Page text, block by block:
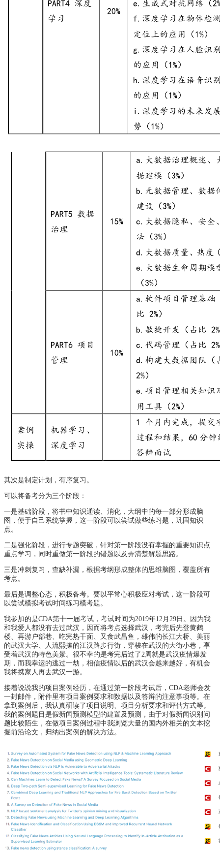
其次是制定计划，有序复习。
可以将备考分为三个阶段：
一是基础阶段，将书中知识通读、消化，大纲中的每一部分形成脑
图，便于自己系统掌握，这一阶段可以尝试做些练习题，巩固知识
点。
二是强化阶段，进行专题突破，针对第一阶段没有掌握的重要知识点
重点学习，同时重做第一阶段的错题以及弄清楚解题思路。
三是冲刺复习，查缺补漏，根据考纲形成整体的思维脑图，覆盖所有
考点。
最后是调整心态，积极备考。要以平常心积极应对考试，这一阶段可
以尝试模拟考试时间练习模考题。
我参加的是CDA第十一届考试，考试时间为2019年12月29日。因为我
和我爱人都没有去过武汉，因而将考点选择武汉，考完后先登黄鹤
楼、再游户部巷、吃完热干面、又食武昌鱼，雄伟的长江大桥、美丽
的武汉大学、人流熙攘的江汉路步行街，穿梭在武汉的大街小巷，享
受着武汉的特色美景。很不幸的是考完后过了2周就是武汉疫情爆发
期，而我幸运的逃过一劫，相信疫情以后的武汉会越来越好，有机会
我将携家人再去武汉一游。
接着说说我的项目案例经历，在通过第一阶段考试后，CDA老师会发
一封邮件，附件里有项目案例要求和数据以及答辩的注意事项等。在
拿到案例后，我认真研读了项目说明、项目分析要求和评估方式等。
我的案例题目是假新闻预测模型的建置及预测，由于对假新闻识别问
题比较陌生，在做项目案例过程中我浏览大量的国内外相关的文本挖
掘前沿论文，归纳出案例的解决方法。